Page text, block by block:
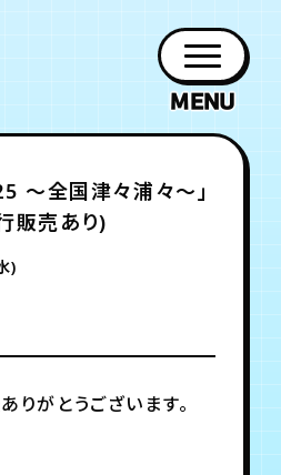
程 チケット
品 日記
ーム
ファン
ログイン
〜全国津々浦々〜」
販売あり)
)
りがとうございます。